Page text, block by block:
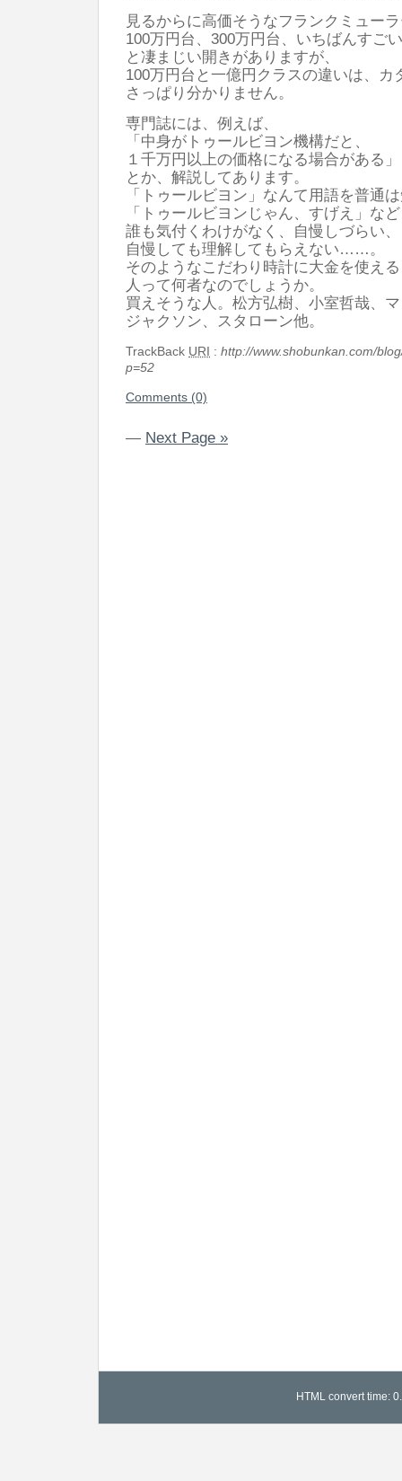
見るからに高価そうなフランクミュー
100万円台、300万円台、いちばんすご
と凄まじい開きがありますが、
100万円台と一億円クラスの違いは、カ
さっぱり分かりません。
専門誌には、例えば、
「中身がトゥールビヨン機構だと、
１千万円以上の価格になる場合がある」
とか、解説してあります。
「トゥールビヨン」なんて用語を普通
「トゥールビヨンじゃん、すげえ」な
誰も気付くわけがなく、自慢しづらい、
自慢しても理解してもらえない……。
そのようなこだわり時計に大金を使える
人って何者なのでしょうか。
買えそうな人。松方弘樹、小室哲哉、
ジャクソン、スタローン他。
TrackBack URI : http://www.shobunkan.com/
p=52
Comments (0)
— Next Page »
HTML convert time: